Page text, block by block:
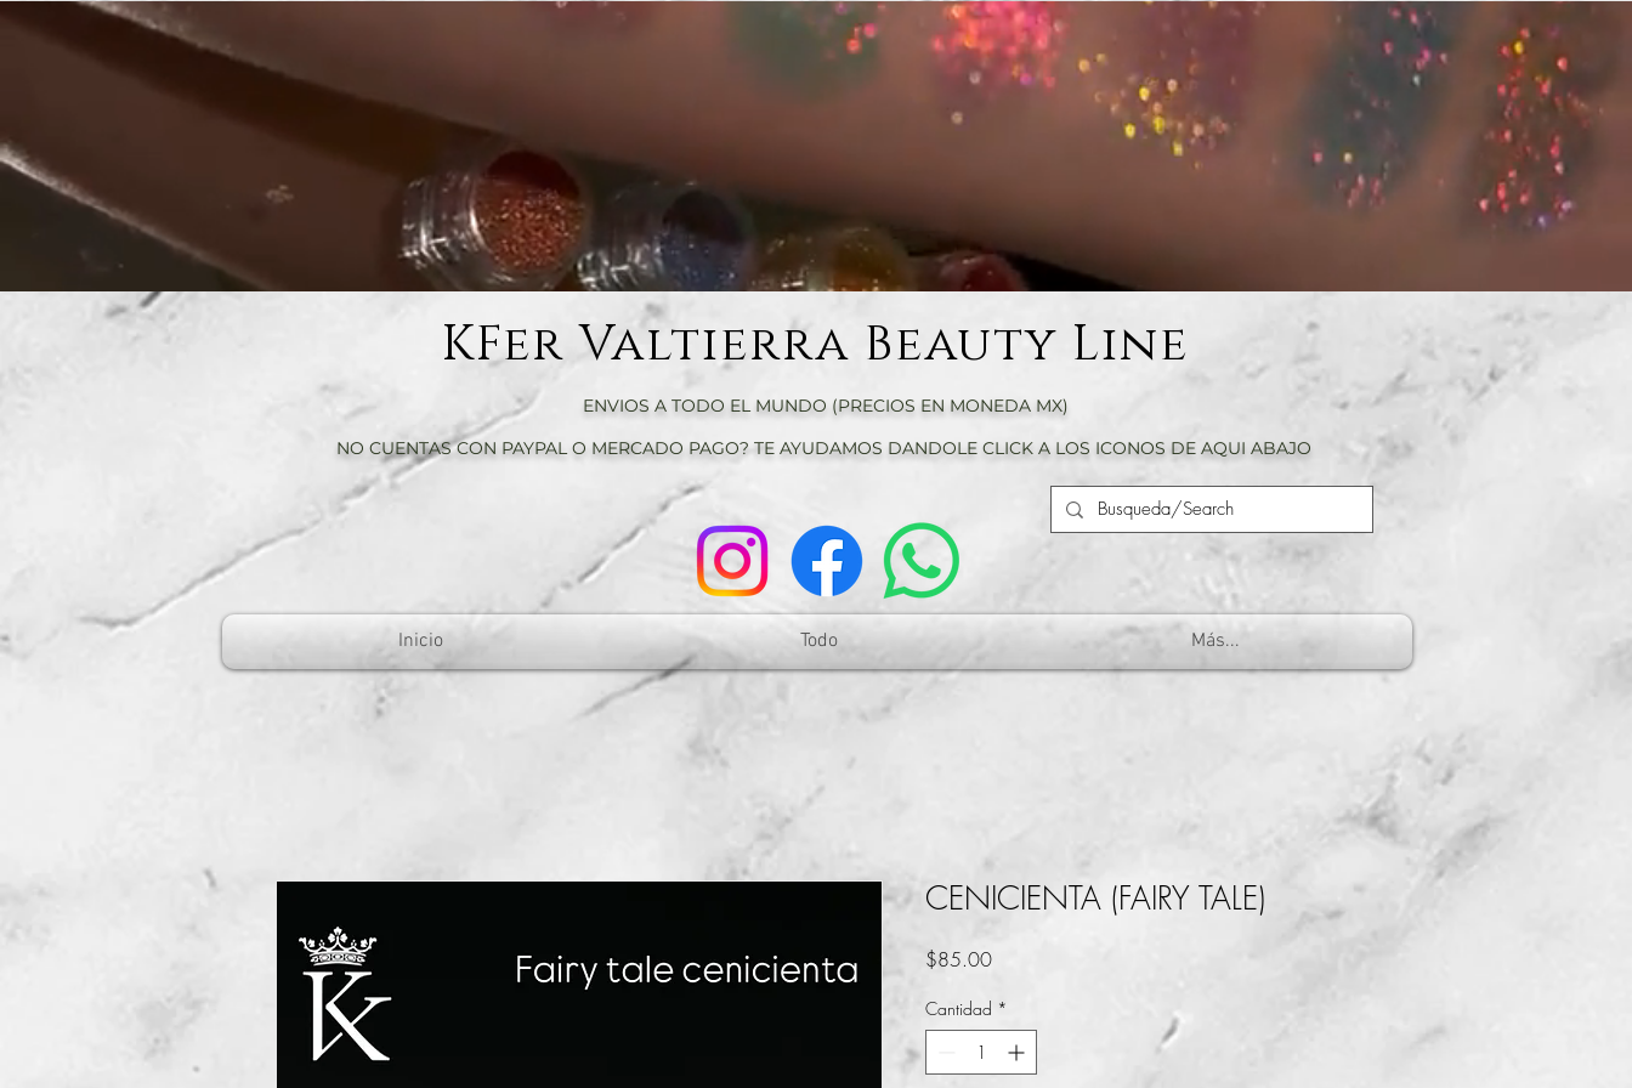
KFer Valtierra Beauty Line
ENVIOS A TODO EL MUNDO (PRECIOS EN MONEDA MX)
NO CUENTAS CON PAYPAL O MERCADO PAGO? TE AYUDAMOS DANDOLE CLICK A LOS ICONOS DE AQUI ABAJO
Inicio Todo Más...
CENICIENTA (FAIRY TALE)
$85.00Precio
Cantidad *